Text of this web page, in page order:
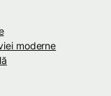
moderne